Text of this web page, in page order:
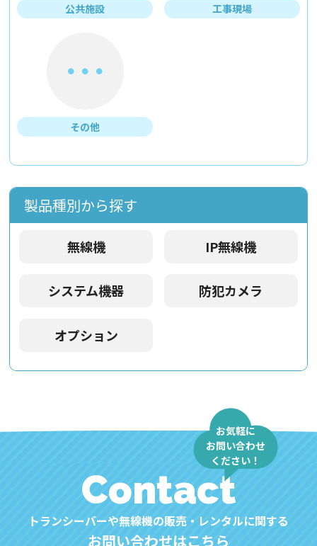
公共施設 工事現場
その他
製品種別から探す
無線機 IP無線機
システム機器 防犯カメラ
オプション
Contact
トランシーバーや無線機の販売・レンタルに関する
お問い合わせはこちら
お気軽に
お問い合わせ
ください！